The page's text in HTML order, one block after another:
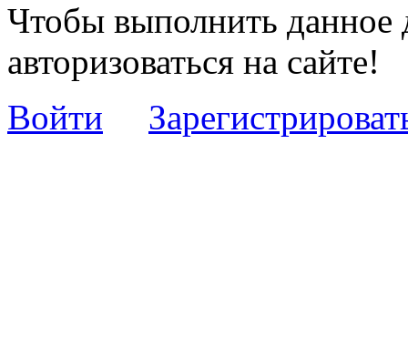
Чтобы выполнить данное
авторизоваться на сайте!
Войти